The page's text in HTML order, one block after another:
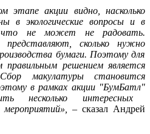
этапе акции видно, насколько
в экологические вопросы и в
что не может не радовать.
сколько нужно
бумаги. Поэтому для
правильным решением является
Сбор макулатуры становится
в рамках акции "БумБатл"
несколько интересных
»,
– сказал Андрей